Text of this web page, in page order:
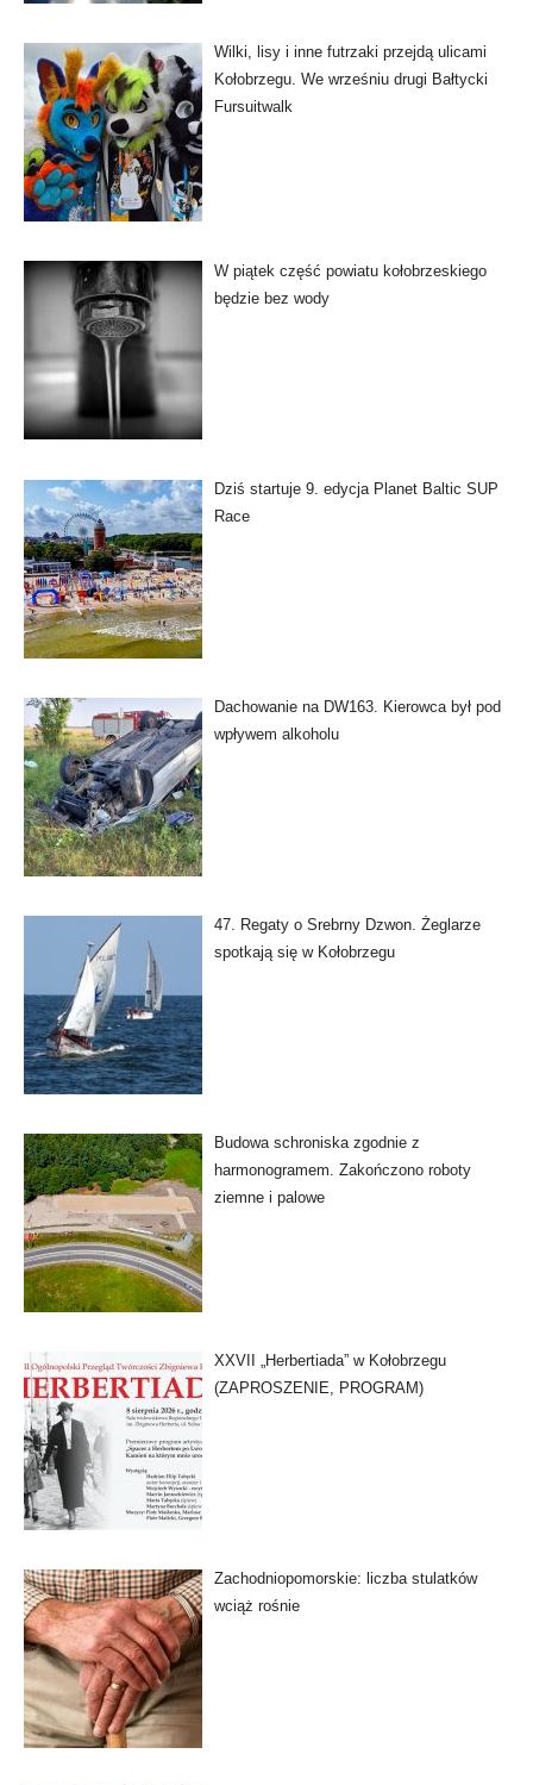
Wilki, lisy i inne futrzaki przejdą ulicami
Kołobrzegu. We wrześniu drugi Bałtycki
Fursuitwalk
W piątek część powiatu kołobrzeskiego
będzie bez wody
Dziś startuje 9. edycja Planet Baltic SUP
Race
Dachowanie na DW163. Kierowca był pod
wpływem alkoholu
47. Regaty o Srebrny Dzwon. Żeglarze
spotkają się w Kołobrzegu
Budowa schroniska zgodnie z
harmonogramem. Zakończono roboty
ziemne i palowe
XXVII „Herbertiada” w Kołobrzegu
(ZAPROSZENIE, PROGRAM)
Zachodniopomorskie: liczba stulatków
wciąż rośnie